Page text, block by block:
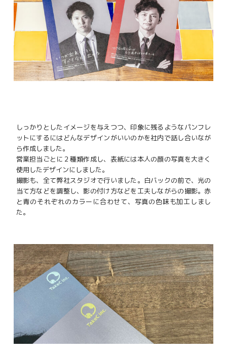
しっかりとしたイメージを与えつつ、印象に残るようなパンフレ
ットにするにはどんなデザインがいいのかを社内で話し合いなが
ら作成しました。
営業担当ごとに２種類作成し、表紙には本人の顔の写真を大きく
使用したデザインにしました。
撮影も、全て弊社スタジオで行いました。白バックの前で、光の
当て方などを調整し、影の付け方などを工夫しながらの撮影。赤
と青のそれぞれのカラーに合わせて、写真の色味も加工しまし
た。